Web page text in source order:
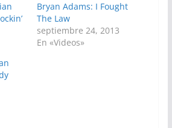
Bryan Adams: I Fought
The Law
septiembre 24, 2013
En «Videos»